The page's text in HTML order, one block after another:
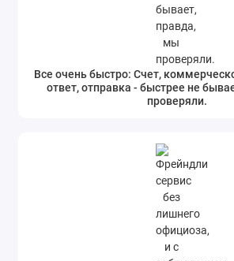
Все очень быстро: Счет,
ответ, отправка - быстрее не
проверяли.